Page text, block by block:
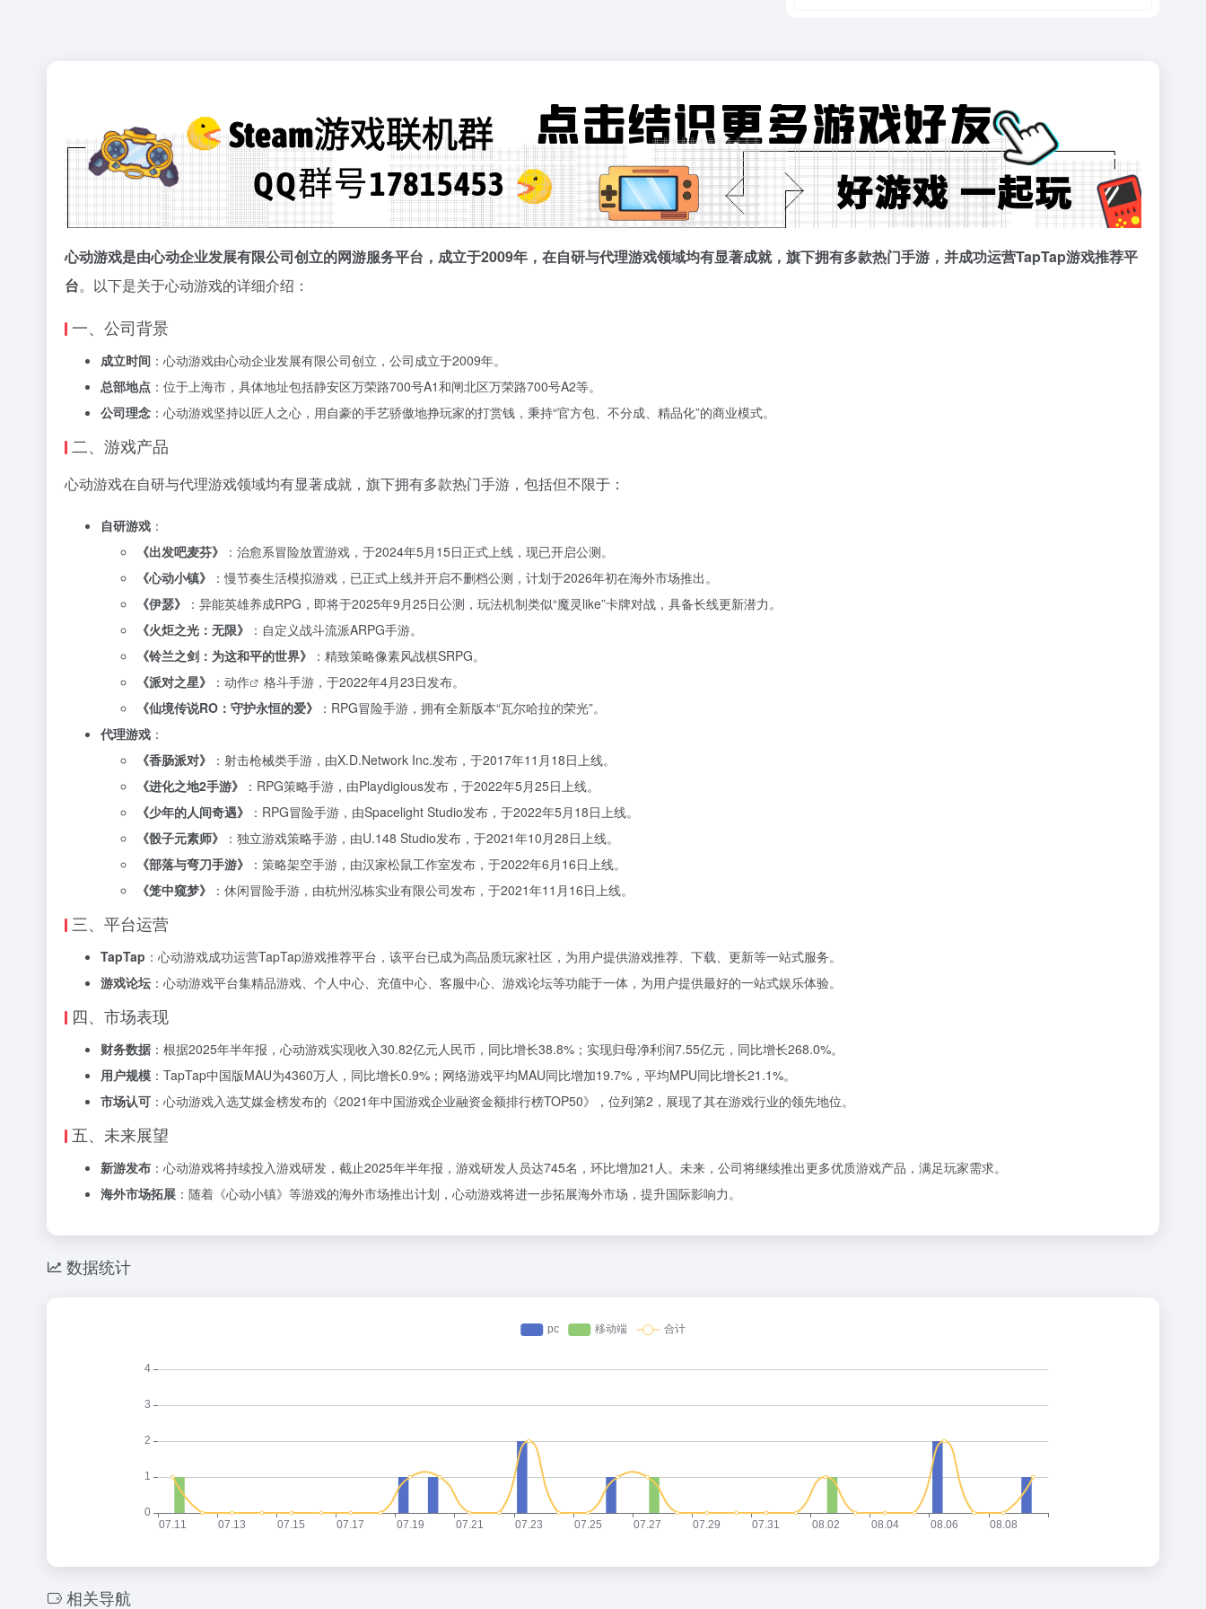
心动游戏是由心动企业发展有限公司创立的网游服务平台，成立于2009年，在自研与代理游戏领域均有显著成就，旗下拥有多款热门手游，并成功运营TapTap游戏推荐平
台。以下是关于心动游戏的详细介绍：
一、公司背景
成立时间 ：心动游戏由心动企业发展有限公司创立，公司成立于2009年。
总部地点 ：位于上海市，具体地址包括静安区万荣路700号A1和闸北区万荣路700号A2等。
公司理念 ：心动游戏坚持以匠人之心，用自豪的手艺骄傲地挣玩家的打赏钱，秉持“官方包、不分成、精品化”的商业模式。
二、游戏产品
心动游戏在自研与代理游戏领域均有显著成就，旗下拥有多款热门手游，包括但不限于：
自研游戏 ：
《出发吧麦芬》
：治愈系冒险放置游戏，于2024年5月15日正式上线，现已开启公测。
《心动小镇》
：慢节奏生活模拟游戏，已正式上线并开启不删档公测，计划于2026年初在海外市场推出。
《伊瑟》
：异能英雄养成RPG，即将于2025年9月25日公测，玩法机制类似“魔灵like”卡牌对战，具备长线更新潜力。
《火炬之光：无限》
：自定义战斗流派ARPG手游。
《铃兰之剑：为这和平的世界》
：精致策略像素风战棋SRPG。
《派对之星》
： 动作
格斗手游，于2022年4月23日发布。
《仙境传说RO：守护永恒的爱》
：RPG冒险手游，拥有全新版本“瓦尔哈拉的荣光”。
代理游戏 ：
《香肠派对》
：射击枪械类手游，由X.D.Network Inc.发布，于2017年11月18日上线。
《进化之地2手游》
：RPG策略手游，由Playdigious发布，于2022年5月25日上线。
《少年的人间奇遇》
：RPG冒险手游，由Spacelight Studio发布，于2022年5月18日上线。
《骰子元素师》
：独立游戏策略手游，由U.148 Studio发布，于2021年10月28日上线。
《部落与弯刀手游》
：策略架空手游，由汉家松鼠工作室发布，于2022年6月16日上线。
《笼中窥梦》
：休闲冒险手游，由杭州泓栋实业有限公司发布，于2021年11月16日上线。
三、平台运营
TapTap ：心动游戏成功运营TapTap游戏推荐平台，该平台已成为高品质玩家社区，为用户提供游戏推荐、下载、更新等一站式服务。
游戏论坛 ：心动游戏平台集精品游戏、个人中心、充值中心、客服中心、游戏论坛等功能于一体，为用户提供最好的一站式娱乐体验。
四、市场表现
财务数据 ：根据2025年半年报，心动游戏实现收入30.82亿元人民币，同比增长38.8%；实现归母净利润7.55亿元，同比增长268.0%。
用户规模 ：TapTap中国版MAU为4360万人，同比增长0.9%；网络游戏平均MAU同比增加19.7%，平均MPU同比增长21.1%。
市场认可 ：心动游戏入选艾媒金榜发布的《2021年中国游戏企业融资金额排行榜TOP50》，位列第2，展现了其在游戏行业的领先地位。
五、未来展望
新游发布 ：心动游戏将持续投入游戏研发，截止2025年半年报，游戏研发人员达745名，环比增加21人。未来，公司将继续推出更多优质游戏产品，满足玩家需求。
海外市场拓展 ：随着《心动小镇》等游戏的海外市场推出计划，心动游戏将进一步拓展海外市场，提升国际影响力。
数据统计
相关导航